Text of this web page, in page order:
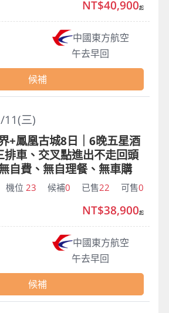
中國東方航空
午去早回
NT$40,900起
候補
三)
+鳳凰古城8日｜6晚五星酒
排車、交叉點進出不走回頭
自費、無自理餐、無車購
機位 23 候補0 已售22 可售0
中國東方航空
午去早回
NT$38,900起
候補